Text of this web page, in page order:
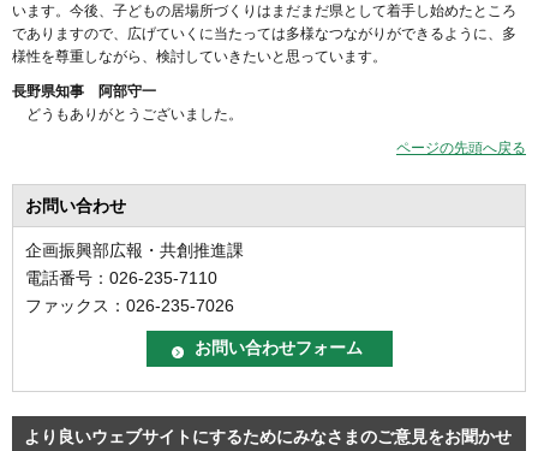
います。今後、子どもの居場所づくりはまだまだ県として着手し始めたところ
でありますので、広げていくに当たっては多様なつながりができるように、多
様性を尊重しながら、検討していきたいと思っています。
長野県知事 阿部守一
どうもありがとうございました。
ページの先頭へ戻る
お問い合わせ
企画振興部広報・共創推進課
電話番号：026-235-7110
ファックス：026-235-7026
より良いウェブサイトにするためにみなさまのご意見をお聞かせ